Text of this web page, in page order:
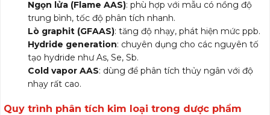
Ngọn lửa (Flame AAS): phù hợp với mẫu có nồng độ
trung bình, tốc độ phân tích nhanh.
Lò graphit (GFAAS): tăng độ nhạy, phát hiện mức ppb.
Hydride generation: chuyên dụng cho các nguyên tố
tạo hydride như As, Se, Sb.
Cold vapor AAS: dùng để phân tích thủy ngân với độ
nhạy rất cao.
Quy trình phân tích kim loại trong dược phẩm